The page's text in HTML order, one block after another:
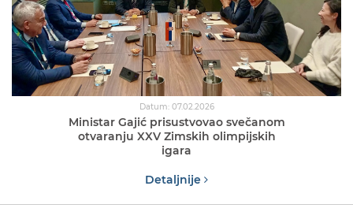
Datum: 07.02.2026
Ministar Gajić prisustvovao svečanom
otvaranju XXV Zimskih olimpijskih
igara
Detaljnije